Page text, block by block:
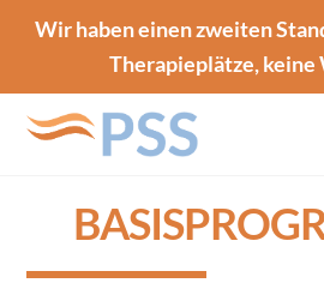
SkipWir haben einen zweiten
Therapieplätze,
Back
To
Top